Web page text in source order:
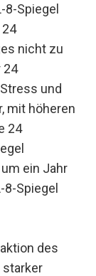
Spiegel
nicht zu
24
und
mit höheren
24
ein Jahr
Spiegel
des
starker